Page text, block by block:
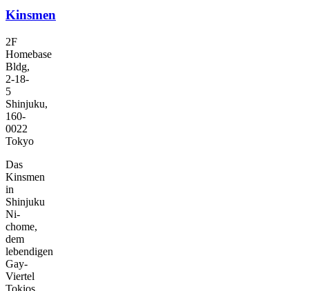
Kinsmen
2F
Homebase
Bldg,
2-18-
5
Shinjuku,
160-
0022
Tokyo
Das
Kinsmen
in
Shinjuku
Ni-
chome,
dem
lebendigen
Gay-
Viertel
Tokios,